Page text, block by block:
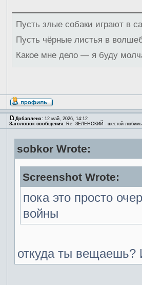
Пусть злые собаки играют в
Пусть чёрные листья в
Какое мне дело — я буду
Добавлено: 12 май, 2026, 14:12
Заголовок сообщения: Re: ЗЕЛЕНСКИЙ - шестой
sobkor Wrote:
Screenshot Wrote:
пока это просто
войны
откуда ты вещаешь?